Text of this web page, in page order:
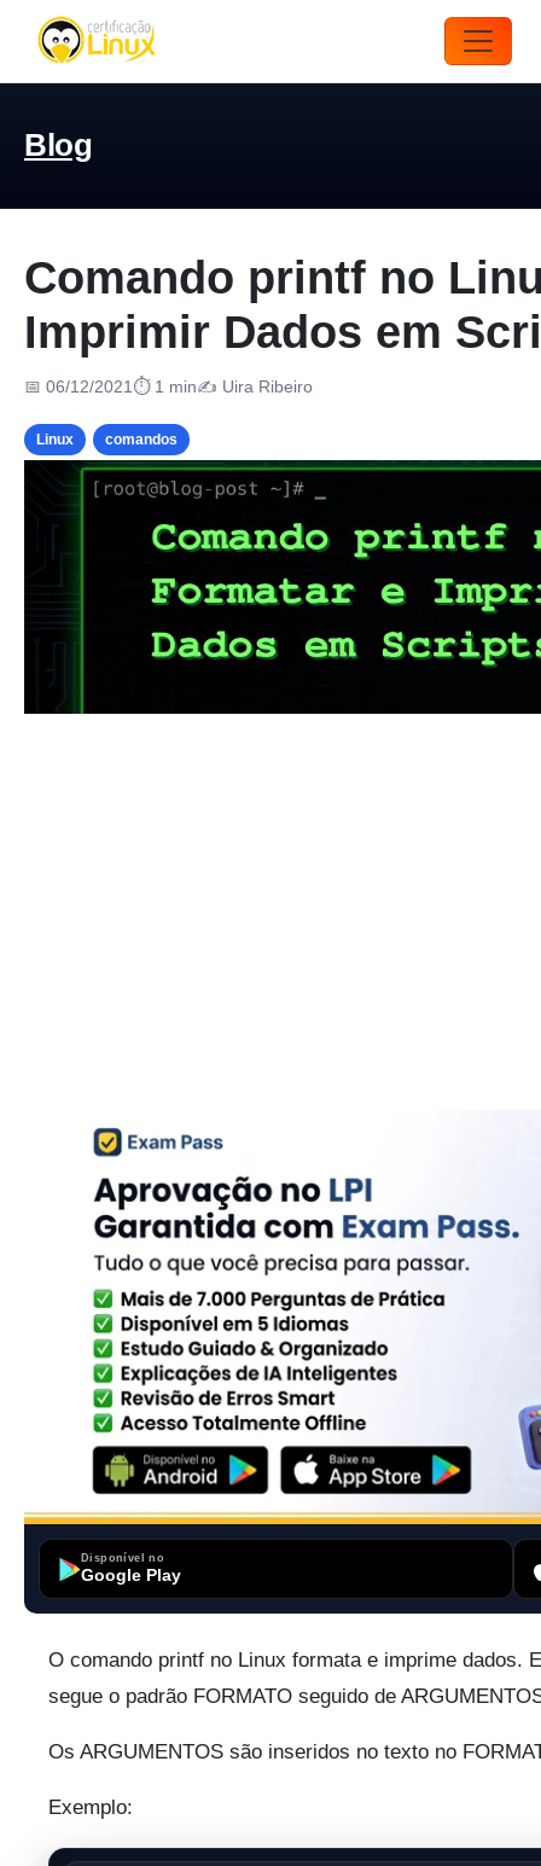
Blog
Comando printf no
Imprimir Dados em
📅 06/12/2021 ⏱ 1 min✍️ Uira Ribeiro
Linux comandos
Disponível no
Google Play
O comando printf no Linux formata e imprime dados.
segue o padrão FORMATO seguido de
Os ARGUMENTOS são inseridos no texto no
Exemplo: